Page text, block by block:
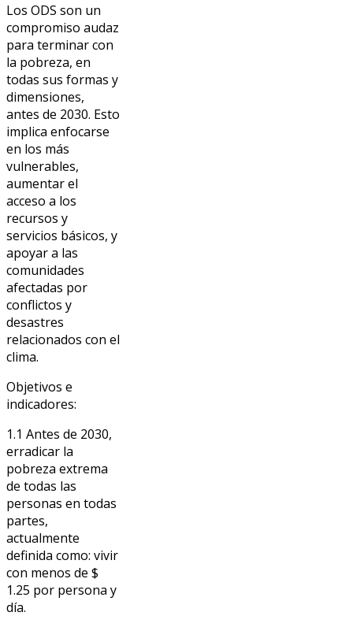
Los ODS son un
compromiso audaz
para terminar con
la pobreza, en
todas sus formas y
dimensiones,
antes de 2030. Esto
implica enfocarse
en los más
vulnerables,
aumentar el
acceso a los
recursos y
servicios básicos, y
apoyar a las
comunidades
afectadas por
conflictos y
desastres
relacionados con el
clima.
Objetivos e
indicadores:
1.1 Antes de 2030,
erradicar la
pobreza extrema
de todas las
personas en todas
partes,
actualmente
definida como: vivir
con menos de $
1.25 por persona y
día.